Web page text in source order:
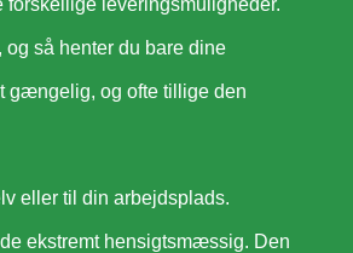
så henter du bare dine
gængelig, og ofte tillige den
eller til din arbejdsplads.
ekstremt hensigtsmæssig. Den